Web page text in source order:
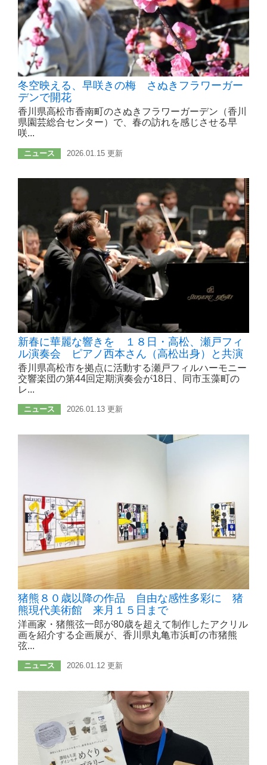
冬空映える、早咲きの梅 さぬきフラワーガー
デンで開花
香川県高松市香南町のさぬきフラワーガーデン（香川
県園芸総合センター）で、春の訪れを感じさせる早
咲...
ニュース 2026.01.15 更新
新春に華麗な響きを １８日・高松、瀬戸フィ
ル演奏会 ピアノ西本さん（高松出身）と共演
香川県高松市を拠点に活動する瀬戸フィルハーモニー
交響楽団の第44回定期演奏会が18日、同市玉藻町の
レ...
ニュース 2026.01.13 更新
猪熊８０歳以降の作品 自由な感性多彩に 猪
熊現代美術館 来月１５日まで
洋画家・猪熊弦一郎が80歳を超えて制作したアクリル
画を紹介する企画展が、香川県丸亀市浜町の市猪熊
弦...
ニュース 2026.01.12 更新